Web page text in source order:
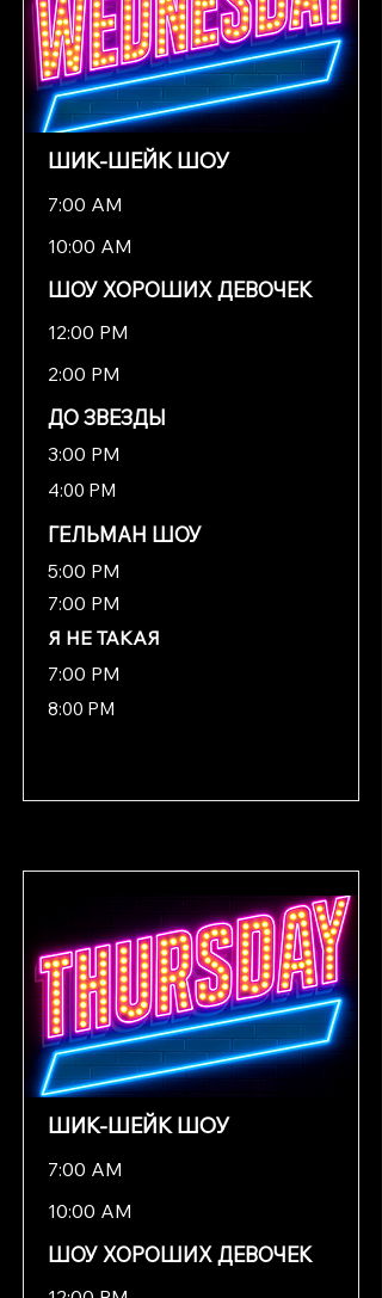
ШИК-ШЕЙК ШОУ
7:00 AM
10:00 AM
ШОУ ХОРОШИХ ДЕВОЧЕК
12:00 PM
2:00 PM
ДО ЗВЕЗДЫ
3:00 PM
4:00 PM
ГЕЛЬМАН ШОУ
5:00 PM
7:00 PM
Я НЕ ТАКАЯ
7:00 PM
8:00 PM
ШИК-ШЕЙК ШОУ
7:00 AM
10:00 AM
ШОУ ХОРОШИХ ДЕВОЧЕК